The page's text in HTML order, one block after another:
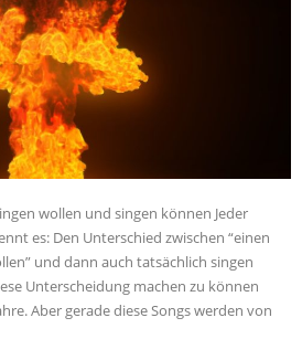
wollen und singen können Jeder
es: Den Unterschied zwischen “einen
und dann auch tatsächlich singen
Unterscheidung machen zu können
Aber gerade diese Songs werden von